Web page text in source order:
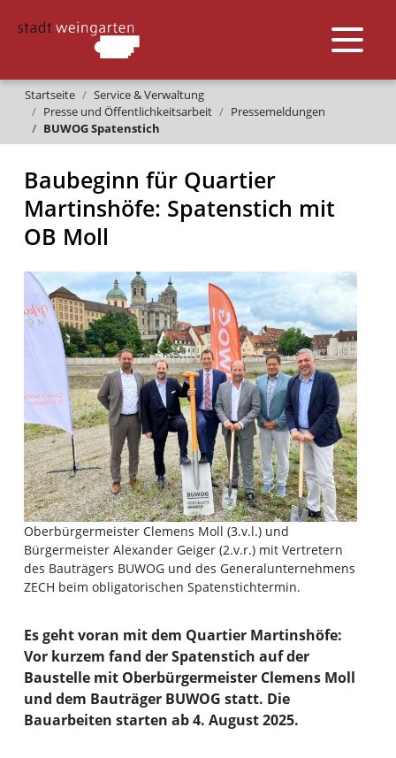
Startseite
Service & Verwaltung
Presse und Öffentlichkeitsarbeit
Pressemeldungen
BUWOG Spatenstich
Baubeginn für Quartier
Martinshöfe: Spatenstich mit
OB Moll
Oberbürgermeister Clemens Moll (3.v.l.) und
Bürgermeister Alexander Geiger (2.v.r.) mit Vertretern
des Bauträgers BUWOG und des Generalunternehmens
ZECH beim obligatorischen Spatenstichtermin.
Es geht voran mit dem Quartier Martinshöfe:
Vor kurzem fand der Spatenstich auf der
Baustelle mit Oberbürgermeister Clemens Moll
und dem Bauträger BUWOG statt. Die
Bauarbeiten starten ab 4. August 2025.